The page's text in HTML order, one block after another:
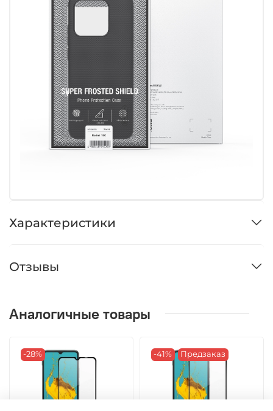
Характеристики
Отзывы
Аналогичные товары
-28% -41% Предзаказ